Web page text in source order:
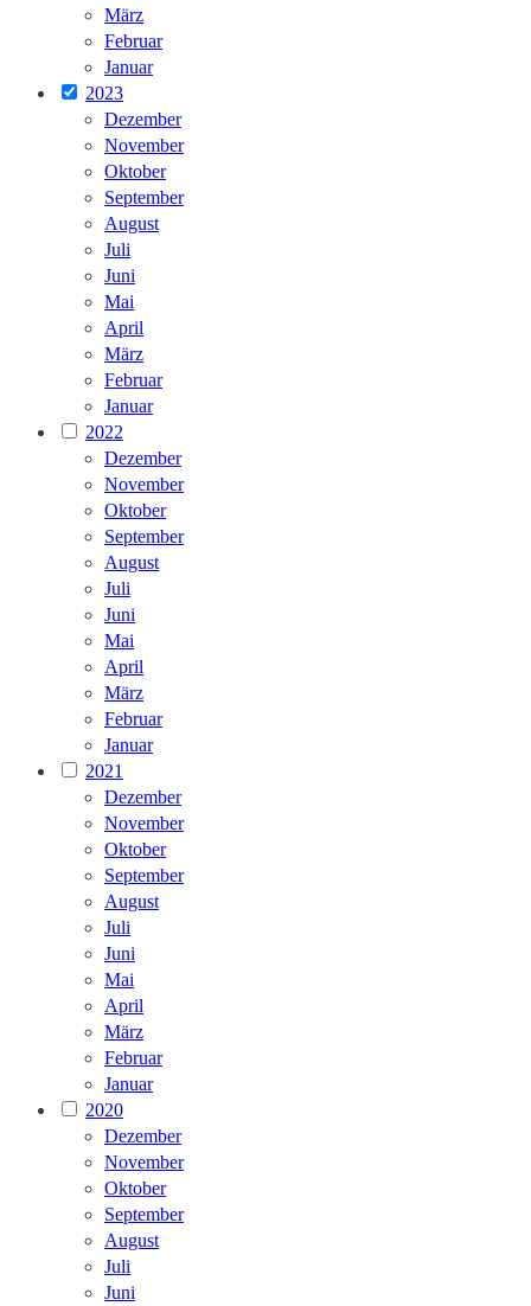
März
Februar
Januar
2023
Dezember
November
Oktober
September
August
Juli
Juni
Mai
April
März
Februar
Januar
2022
Dezember
November
Oktober
September
August
Juli
Juni
Mai
April
März
Februar
Januar
2021
Dezember
November
Oktober
September
August
Juli
Juni
Mai
April
März
Februar
Januar
2020
Dezember
November
Oktober
September
August
Juli
Juni